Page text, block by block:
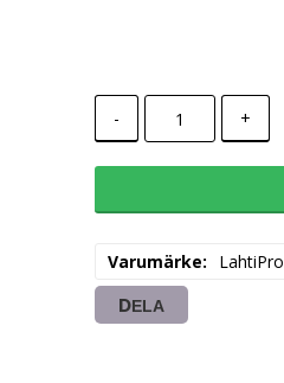
- +
Varumärke LahtiPro
DELA